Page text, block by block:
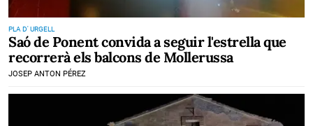
PLA D' URGELL
Saó de Ponent convida a seguir l'estrella que
recorrerà els balcons de Mollerussa
JOSEP ANTON PÉREZ